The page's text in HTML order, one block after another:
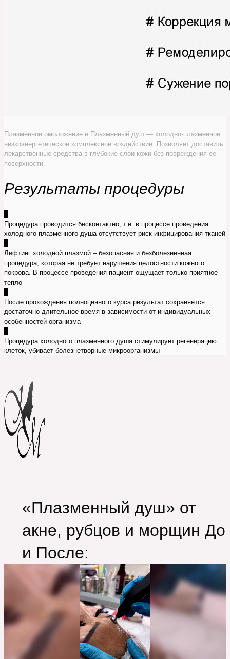
Плазменное омоложение и Плазменный душ — холодно-плазменное
низкоэнергетическое комплексное воздействие. Позволяет доставить
лекарственные средства в глубокие слои кожи без повреждения ее
поверхности.
Результаты процедуры
Процедура проводится бесконтактно, т.е. в процессе проведения
холодного плазменного душа отсутствует риск инфицирования тканей
Лифтинг холодной плазмой – безопасная и безболезненная
процедура, которая не требует нарушения целостности кожного
покрова. В процессе проведения пациент ощущает только приятное
тепло
После прохождения полноценного курса результат сохраняется
достаточно длительное время в зависимости от индивидуальных
особенностей организма
Процедура холодного плазменного душа стимулирует регенерацию
клеток, убивает болезнетворные микроорганизмы
«Плазменный душ» от
акне, рубцов и морщин До
и После: